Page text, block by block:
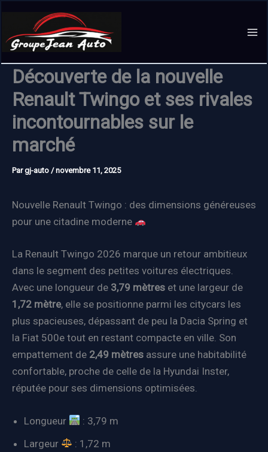
contenu
Découverte de la nouvelle
Renault Twingo et ses rivales
incontournables sur le
marché
Pargj-auto /novembre 11, 2025
Nouvelle Renault Twingo : des dimensions généreuses
pour une citadine moderne
La Renault Twingo 2026 marque un retour ambitieux
dans le segment des petites voitures électriques.
Avec une longueur de 3,79 mètres et une largeur de
1,72 mètre, elle se positionne parmi les citycars les
plus spacieuses, dépassant de peu la Dacia Spring et
la Fiat 500e tout en restant compacte en ville. Son
empattement de 2,49 mètres assure une habitabilité
confortable, proche de celle de la Hyundai Inster,
réputée pour ses dimensions optimisées.
Longueur
: 3,79 m
Largeur
: 1,72 m